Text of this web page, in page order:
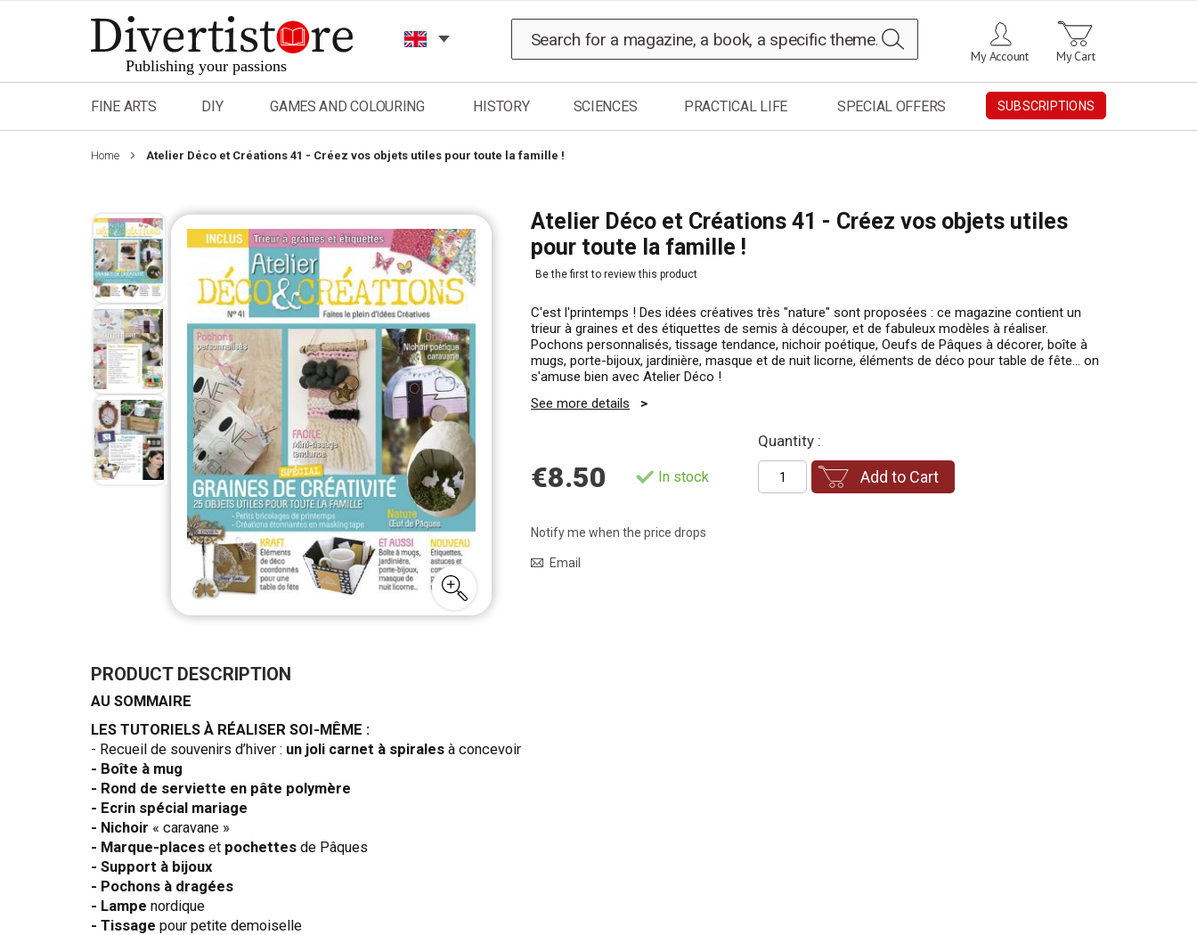
to
Content
My Cart
My Account
FINE ARTS DIY GAMES AND COLOURING HISTORY SCIENCES PRACTICAL LIFE SPECIAL OFFERS SUBSCRIPTIONS
Home Atelier Déco et Créations 41 - Créez vos objets utiles pour toute la famille !
Skip
to
the
end
of
the
images
gallery
the
of
the
images
Atelier Déco et Créations 41 - Créez vos objets utiles
pour toute la famille !
Be the first to review this product
C'est l'printemps ! Des idées créatives très "nature" sont proposées : ce magazine contient un
trieur à graines et des étiquettes de semis à découper, et de fabuleux modèles à réaliser.
Pochons personnalisés, tissage tendance, nichoir poétique, Oeufs de Pâques à décorer, boîte à
mugs, porte-bijoux, jardinière, masque et de nuit licorne, éléments de déco pour table de fête… on
s'amuse bien avec Atelier Déco !
See more details
€8.50 In stock
Quantity :
Add to Cart
Notify me when the price drops
Email
PRODUCT DESCRIPTION
AU SOMMAIRE
LES TUTORIELS À RÉALISER SOI-MÊME :
- Recueil de souvenirs d’hiver : un joli carnet à spirales à concevoir
- Boîte à mug
- Rond de serviette en pâte polymère
- Ecrin spécial mariage
- Nichoir « caravane »
- Marque-places et pochettes de Pâques
- Support à bijoux
- Pochons à dragées
- Lampe nordique
- Tissage pour petite demoiselle